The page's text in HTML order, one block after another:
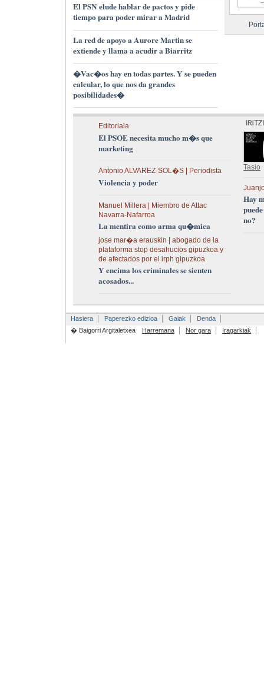
El PSN elude hablar de pactos y pide
tiempo para poder mirar a Madrid
La red de apoyo a Aurore Martin se
extiende y llama a acudir a Biarritz
�Vac�os hay en todas partes. Y se pueden
calcular, lo que nos da grandes
posibilidades�
Editoriala
El PSOE necesita mucho m�s que
marketing
Antonio ALVAREZ-SOL�S | Periodista
Violencia y poder
Manuel Millera | Miembro de Attac
Navarra-Nafarroa
La mentira como arma qu�mica
jose mar�a erauskin | abogado de la
plataforma stop desahucios gipuzkoa y
de afectados por el irph gipuzkoa
Y encima los criminales se sienten
acosados...
Tasio
Hay
no?
Hasiera Paperezko edizioa Gaiak
Denda
� Baigorri Argitaletxea
Harremana Nor gara Iragarkiak